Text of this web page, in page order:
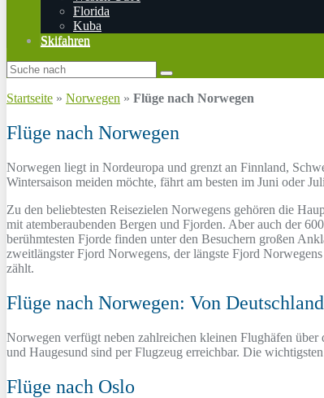
Florida
Kuba
Skifahren
Startseite » Norwegen » Flüge nach Norwegen
Flüge nach Norwegen
Norwegen liegt in Nordeuropa und grenzt an Finnland,
Wintersaison meiden möchte, fährt am besten im Juni oder
Zu den beliebtesten Reisezielen Norwegens gehören die
mit atemberaubenden Bergen und Fjorden. Aber auch der
berühmtesten Fjorde finden unter den Besuchern großen
zweitlängster Fjord Norwegens, der längste Fjord
zählt.
Flüge nach Norwegen: Von
Norwegen verfügt neben zahlreichen kleinen Flughäfen
und Haugesund sind per Flugzeug erreichbar. Die
Flüge nach Oslo